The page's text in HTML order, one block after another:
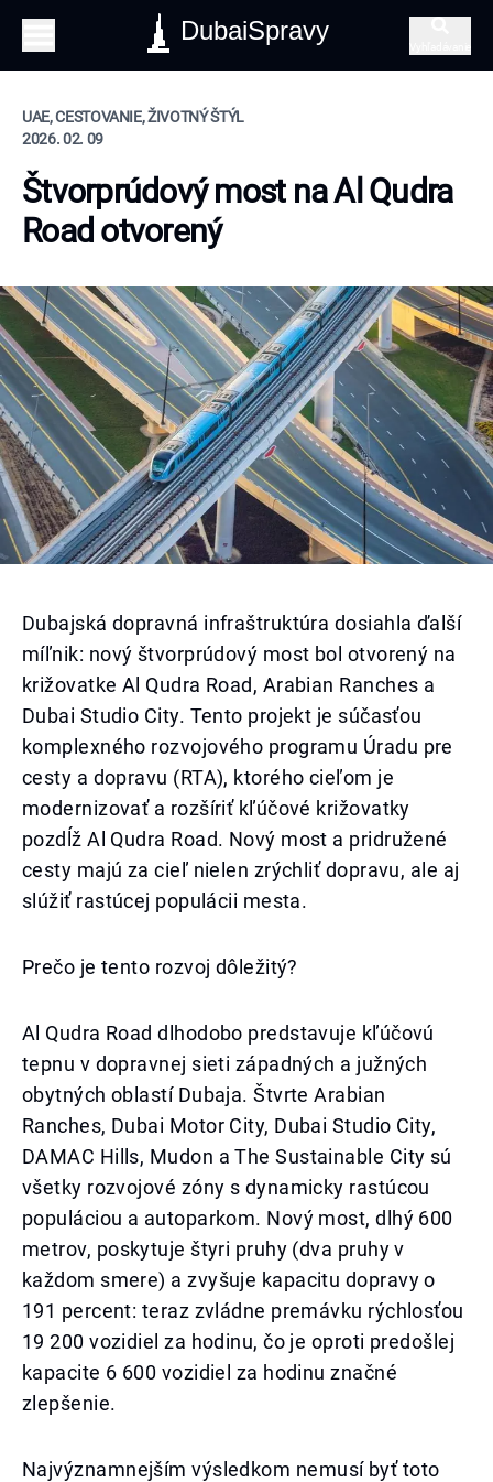
DubaiSpravy
UAE, CESTOVANIE, ŽIVOTNÝ ŠTÝL
2026. 02. 09
Štvorprúdový most na Al Qudra
Road otvorený
Dubajská dopravná infraštruktúra dosiahla ďalší
míľnik: nový štvorprúdový most bol otvorený na
križovatke Al Qudra Road, Arabian Ranches a
Dubai Studio City. Tento projekt je súčasťou
komplexného rozvojového programu Úradu pre
cesty a dopravu (RTA), ktorého cieľom je
modernizovať a rozšíriť kľúčové križovatky
pozdĺž Al Qudra Road. Nový most a pridružené
cesty majú za cieľ nielen zrýchliť dopravu, ale aj
slúžiť rastúcej populácii mesta.
Prečo je tento rozvoj dôležitý?
Al Qudra Road dlhodobo predstavuje kľúčovú
tepnu v dopravnej sieti západných a južných
obytných oblastí Dubaja. Štvrte Arabian
Ranches, Dubai Motor City, Dubai Studio City,
DAMAC Hills, Mudon a The Sustainable City sú
všetky rozvojové zóny s dynamicky rastúcou
populáciou a autoparkom. Nový most, dlhý 600
metrov, poskytuje štyri pruhy (dva pruhy v
každom smere) a zvyšuje kapacitu dopravy o
191 percent: teraz zvládne premávku rýchlosťou
19 200 vozidiel za hodinu, čo je oproti predošlej
kapacite 6 600 vozidiel za hodinu značné
zlepšenie.
Najvýznamnejším výsledkom nemusí byť toto